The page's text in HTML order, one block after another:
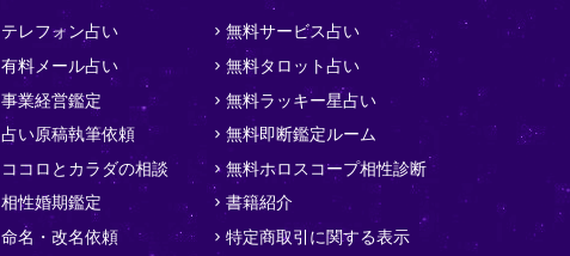
テレフォン占い
有料メール占い
事業経営鑑定
占い原稿執筆依頼
ココロとカラダの相談
相性婚期鑑定
命名・改名依頼
無料サービス占い
無料タロット占い
無料ラッキー星占い
無料即断鑑定ルーム
無料ホロスコープ相性診断
書籍紹介
特定商取引に関する表示